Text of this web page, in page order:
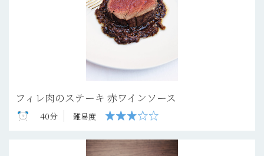
フィレ肉のステーキ 赤ワインソース
40分 難易度